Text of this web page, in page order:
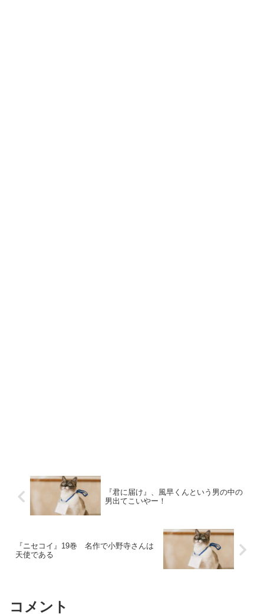
『君に届け』、風早くんという男の中の
男出てこいやー！
『ニセコイ』19巻 名作で小野寺さんは
天使である
コメント